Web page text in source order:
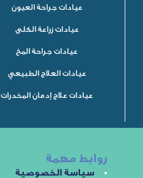
عيادات جراحة العيون
عيادات زراعة الكلى
عيادات جراحة المخ
عيادات العلاج الطبيعي
عيادات علاج إدمان المخدرات
روابط مهمة
سياسة الخصوصية